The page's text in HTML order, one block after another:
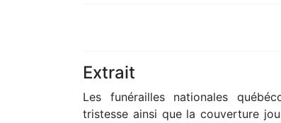
Extrait
Les funérailles nationales
tristesse ainsi que la couverture